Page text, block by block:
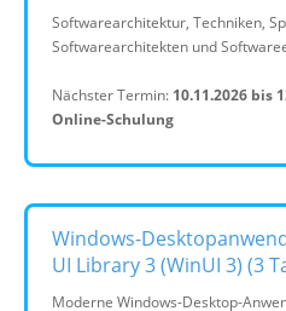
Softwarearchitektur, Techniken,
Softwarearchitekten und
Nächster Termin: 10.11.2026 bis
Online-Schulung
Windows-
UI Library 3 (WinUI 3) (3
Moderne Windows-Desktop-